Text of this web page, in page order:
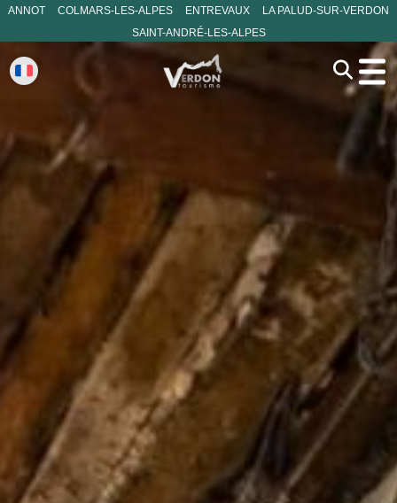
ANNOT COLMARS-LES-ALPES ENTREVAUX
LA PALUD-SUR-VERDON
SAINT-ANDRÉ-LES-ALPES